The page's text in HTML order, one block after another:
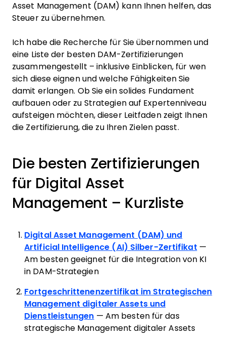
Asset Management (DAM) kann Ihnen helfen, das
Steuer zu übernehmen.
Ich habe die Recherche für Sie übernommen und
eine Liste der besten DAM-Zertifizierungen
zusammengestellt – inklusive Einblicken, für wen
sich diese eignen und welche Fähigkeiten Sie
damit erlangen. Ob Sie ein solides Fundament
aufbauen oder zu Strategien auf Expertenniveau
aufsteigen möchten, dieser Leitfaden zeigt Ihnen
die Zertifizierung, die zu Ihren Zielen passt.
Die besten Zertifizierungen
für Digital Asset
Management – Kurzliste
Digital Asset Management (DAM) und
Artificial Intelligence (AI) Silber-Zertifikat —
Am besten geeignet für die Integration von KI
in DAM-Strategien
Fortgeschrittenenzertifikat im Strategischen
Management digitaler Assets und
Dienstleistungen — Am besten für das
strategische Management digitaler Assets